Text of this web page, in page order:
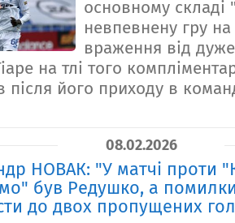
основному
невпевнену гру
враження від
на тлі того
після його приходу в
08.02.2026
НОВАК: "У матчі проти
був Редушко, а
до двох пропущених